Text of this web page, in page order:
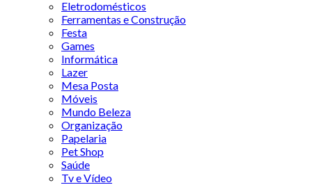
Eletrodomésticos
Ferramentas e Construção
Festa
Games
Informática
Lazer
Mesa Posta
Móveis
Mundo Beleza
Organização
Papelaria
Pet Shop
Saúde
Tv e Vídeo